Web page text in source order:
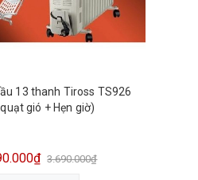
13 thanh Tiross TS926
gió + Hẹn giờ)
3.690.000₫